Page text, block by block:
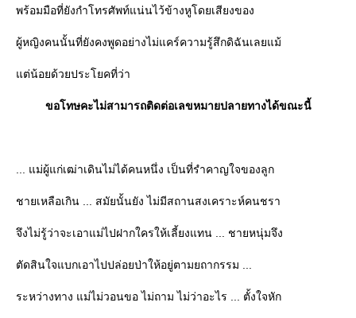
พร้อมมือที่ยังกำโทรศัพท์แน่นไว้ข้างหูโดยเสียงของ
ผู้หญิงคนนั้นที่ยังคงพูดอย่างไม่แคร์ความรู้สึกดิฉันเลยแม้
ต่น้อยด้วยประโยคที่ว่า
ขอโทษคะไม่สามารถติดต่อเลขหมายปลายทางได้ขณะนี้
... แม่ผู้แก่เฒ่าเดินไม่ได้คนหนึ่ง เป็นที่รำคาญใจของลูก
ชายเหลือเกิน ... สมัยนั้นยัง ไม่มีสถานสงเคราะห์คนชรา
จึงไม่รู้ว่าจะเอาแม่ไปฝากใครให้เลี้ยงแทน ... ชายหนุ่มจึง
ตัดสินใจแบกเอาไปปล่อยป่าให้อยู่ตามยถากรรม ...
ระหว่างทาง แม่ไม่วอนขอ ไม่ถาม ไม่ว่าอะไร ... ตั้งใจหัก